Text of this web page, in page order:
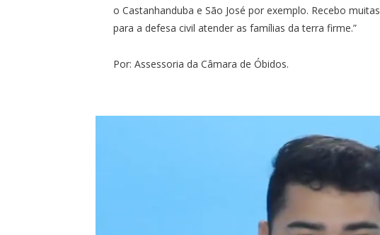
o Castanhanduba e São José por exemplo. Recebo
para a defesa civil atender as famílias da terra firme.”
Por: Assessoria da Câmara de Óbidos.